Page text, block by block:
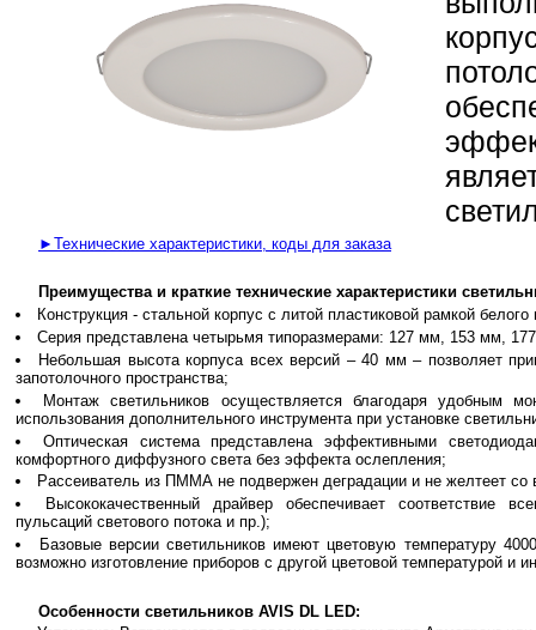
►Технические характеристики, коды для заказа
Преимущества и краткие технические характеристики
Конструкция - стальной корпус с литой пластиковой рамкой белого
Серия представлена четырьмя типоразмерами: 127 мм, 153 мм,
Небольшая высота корпуса всех версий – 40 мм – позволяет
запотолочного пространства;
Монтаж светильников осуществляется благодаря удобным
использования дополнительного инструмента при установке
Оптическая система представлена эффективными
комфортного диффузного света без эффекта ослепления;
Рассеиватель из ПММА не подвержен деградации и не желтеет со
Высококачественный драйвер обеспечивает соответствие
пульсаций светового потока и пр.);
Базовые версии светильников имеют цветовую температуру
возможно изготовление приборов с другой цветовой температурой и
Особенности светильников AVIS DL LED: